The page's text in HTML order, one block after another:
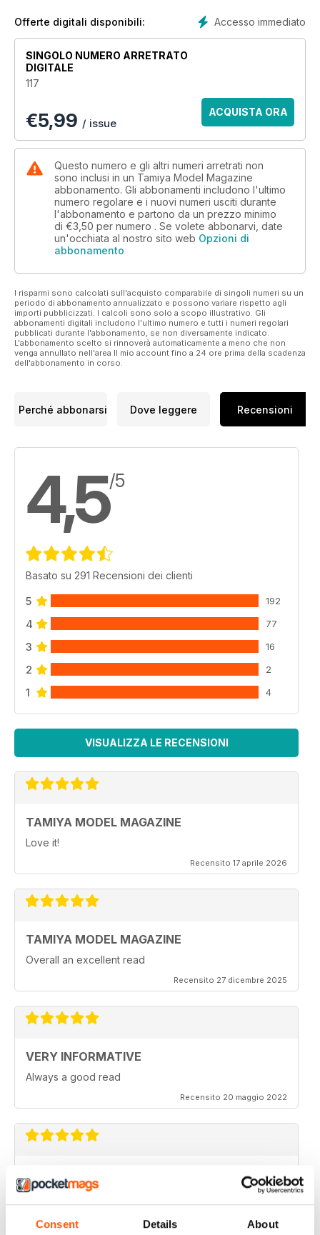
Consent Details About
Accesso immediato
Offerte digitali disponibili:
SINGOLO NUMERO ARRETRATO
DIGITALE
117
€5,99 / issue
ACQUISTA ORA
Questo numero e gli altri numeri arretrati non
sono inclusi in un Tamiya Model Magazine
abbonamento. Gli abbonamenti includono l'ultimo
numero regolare e i nuovi numeri usciti durante
l'abbonamento e partono da un prezzo minimo
di €3,50 per numero . Se volete abbonarvi, date
un'occhiata al nostro sito web Opzioni di
abbonamento
I risparmi sono calcolati sull'acquisto comparabile di singoli numeri su un
periodo di abbonamento annualizzato e possono variare rispetto agli
importi pubblicizzati. I calcoli sono solo a scopo illustrativo. Gli
abbonamenti digitali includono l'ultimo numero e tutti i numeri regolari
pubblicati durante l'abbonamento, se non diversamente indicato.
L'abbonamento scelto si rinnoverà automaticamente a meno che non
venga annullato nell'area Il mio account fino a 24 ore prima della scadenza
dell'abbonamento in corso.
Perché abbonarsi Dove leggere Recensioni
4,5/5
Basato su 291 Recensioni dei clienti
5 192
4 77
3 16
2 2
1 4
VISUALIZZA LE RECENSIONI
TAMIYA MODEL MAGAZINE
Love it!
Recensito 17 aprile 2026
TAMIYA MODEL MAGAZINE
Overall an excellent read
Recensito 27 dicembre 2025
VERY INFORMATIVE
Always a good read
Recensito 20 maggio 2022
Been reading Tamiya Model Magazine forever. Always
great.
Recensito 07 marzo 2021